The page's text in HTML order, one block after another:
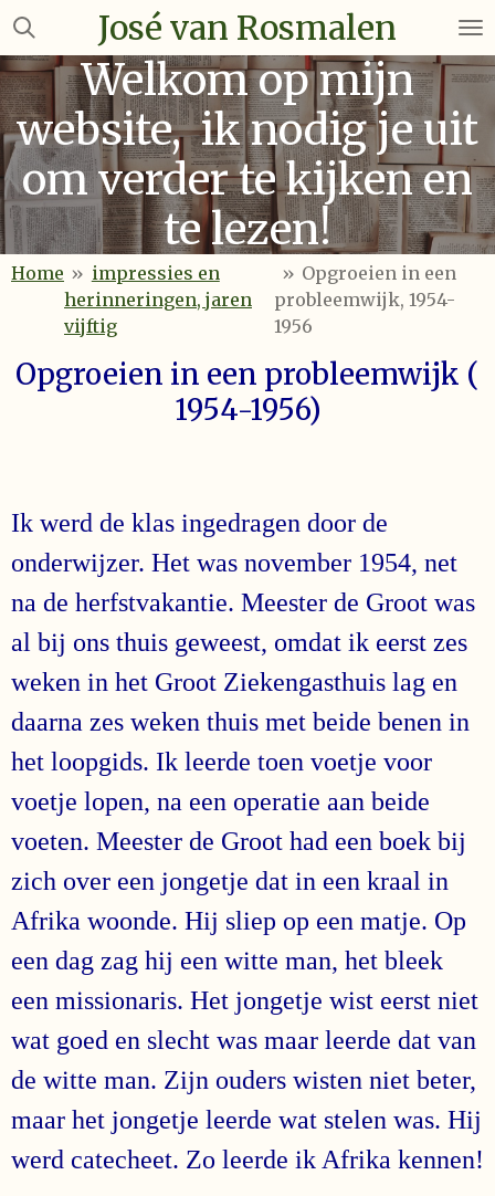
Ga
naar
de
hoofdinhoud
José van Rosmalen
Welkom op mijn
website, ik nodig je uit
om verder te kijken en
te lezen!
Home » impressies en
herinneringen, jaren
vijftig
» Opgroeien in een
probleemwijk, 1954-
1956
Opgroeien in een probleemwijk (
1954-1956)
Ik werd de klas ingedragen door de
onderwijzer. Het was november 1954, net
na de herfstvakantie. Meester de Groot was
al bij ons thuis geweest, omdat ik eerst zes
weken in het Groot Ziekengasthuis lag en
daarna zes weken thuis met beide benen in
het loopgids. Ik leerde toen voetje voor
voetje lopen, na een operatie aan beide
voeten. Meester de Groot had een boek bij
zich over een jongetje dat in een kraal in
Afrika woonde. Hij sliep op een matje. Op
een dag zag hij een witte man, het bleek
een missionaris. Het jongetje wist eerst niet
wat goed en slecht was maar leerde dat van
de witte man. Zijn ouders wisten niet beter,
maar het jongetje leerde wat stelen was. Hij
werd catecheet. Zo leerde ik Afrika kennen!